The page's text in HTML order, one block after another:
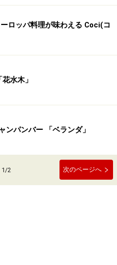
ロッパ料理が味わえる Coci(コ
水木」
ンパンバー 「ベランダ」
1/2 次のページへ